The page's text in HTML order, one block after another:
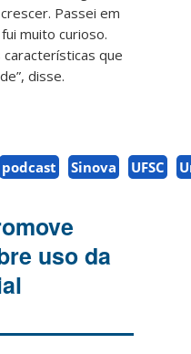
Passei em
muito curioso.
características que
disse.
podcast Sinova UFSC
uso da